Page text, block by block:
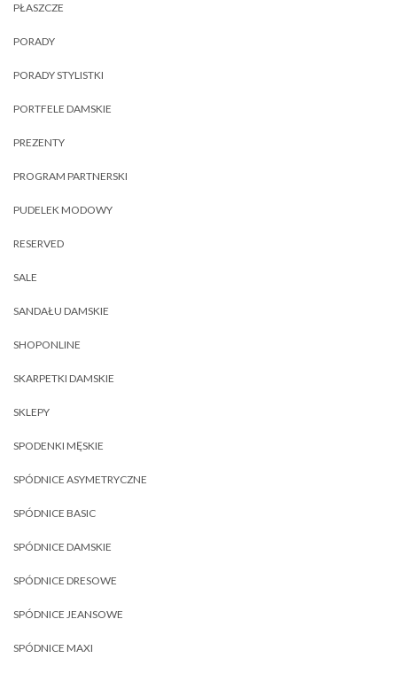
PŁASZCZE
PORADY
PORADY STYLISTKI
PORTFELE DAMSKIE
PREZENTY
PROGRAM PARTNERSKI
PUDELEK MODOWY
RESERVED
SALE
SANDAŁU DAMSKIE
SHOPONLINE
SKARPETKI DAMSKIE
SKLEPY
SPODENKI MĘSKIE
SPÓDNICE ASYMETRYCZNE
SPÓDNICE BASIC
SPÓDNICE DAMSKIE
SPÓDNICE DRESOWE
SPÓDNICE JEANSOWE
SPÓDNICE MAXI